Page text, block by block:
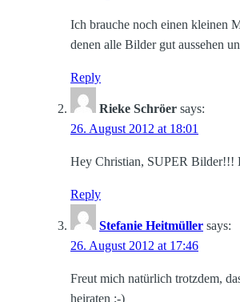
Ich brauche noch einen kleinen
denen alle Bilder gut aussehen
Reply
Rieke Schröer says:
26. August 2012 at 18:01
Hey Christian, SUPER Bilder!!!
Reply
Stefanie Heitmüller says:
26. August 2012 at 17:46
Freut mich natürlich trotzdem,
heiraten ;-)